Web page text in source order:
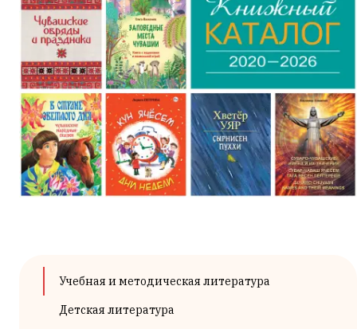
Учебная и методическая литература
Детская литература